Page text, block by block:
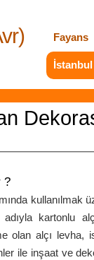
Fayans
?
kullanılmak
kartonlu
olan alçı levha,
ile inşaat ve